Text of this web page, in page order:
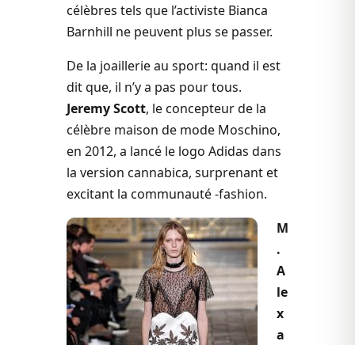
célèbres tels que l’activiste Bianca
Barnhill ne peuvent plus se passer.
De la joaillerie au sport: quand il est
dit que, il n’y a pas pour tous.
Jeremy Scott, le concepteur de la
célèbre maison de mode Moschino,
en 2012, a lancé le logo Adidas dans
la version cannabica, surprenant et
excitant la communauté -fashion.
M
.
A
le
x
a